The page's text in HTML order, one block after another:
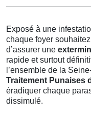
Exposé à une
chaque foyer
d’assurer une
rapide et surtout
l’ensemble de la
Traitement Punaises
éradiquer chaque
dissimulé.